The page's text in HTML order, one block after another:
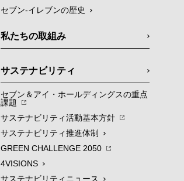
セブン-イレブンの歴史
私たちの取組み
サステナビリティ
セブン＆アイ・ホールディングスの重点
課題
サステナビリティ活動基本方針
サステナビリティ推進体制
GREEN CHALLENGE 2050
4VISIONS
サステナビリティニュース